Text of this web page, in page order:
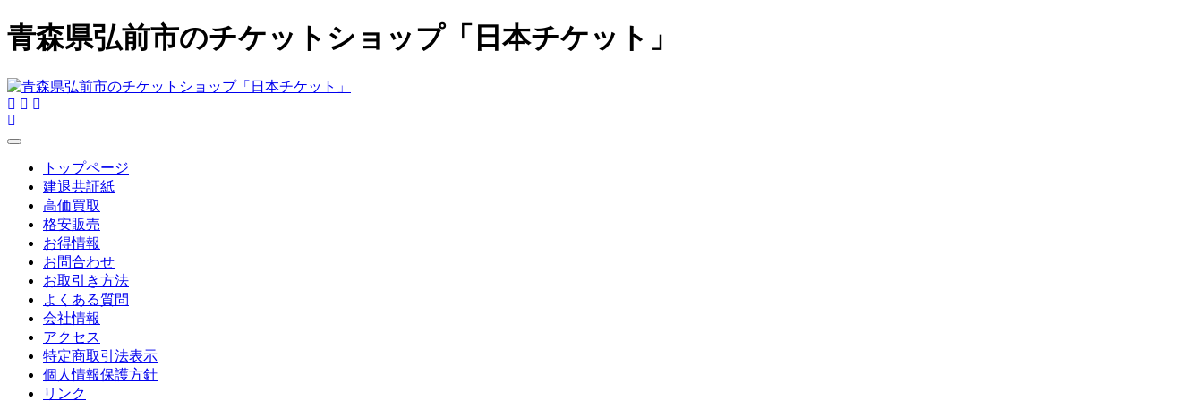
青森県弘前市のチケットショップ「日本チケット」
トップページ
建退共証紙
高価買取
格安販売
お得情報
お問合わせ
お取引き方法
よくある質問
会社情報
アクセス
特定商取引法表示
個人情報保護方針
リンク